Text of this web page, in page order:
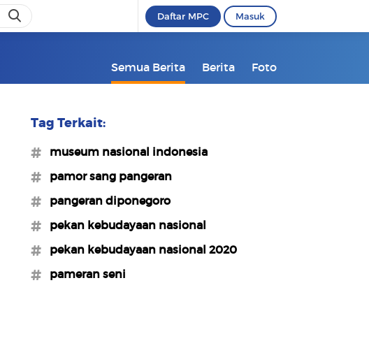
Daftar MPC Masuk
Semua Berita Berita Foto
Tag Terkait:
#museum nasional indonesia
#pamor sang pangeran
#pangeran diponegoro
#pekan kebudayaan nasional
#pekan kebudayaan nasional 2020
#pameran seni